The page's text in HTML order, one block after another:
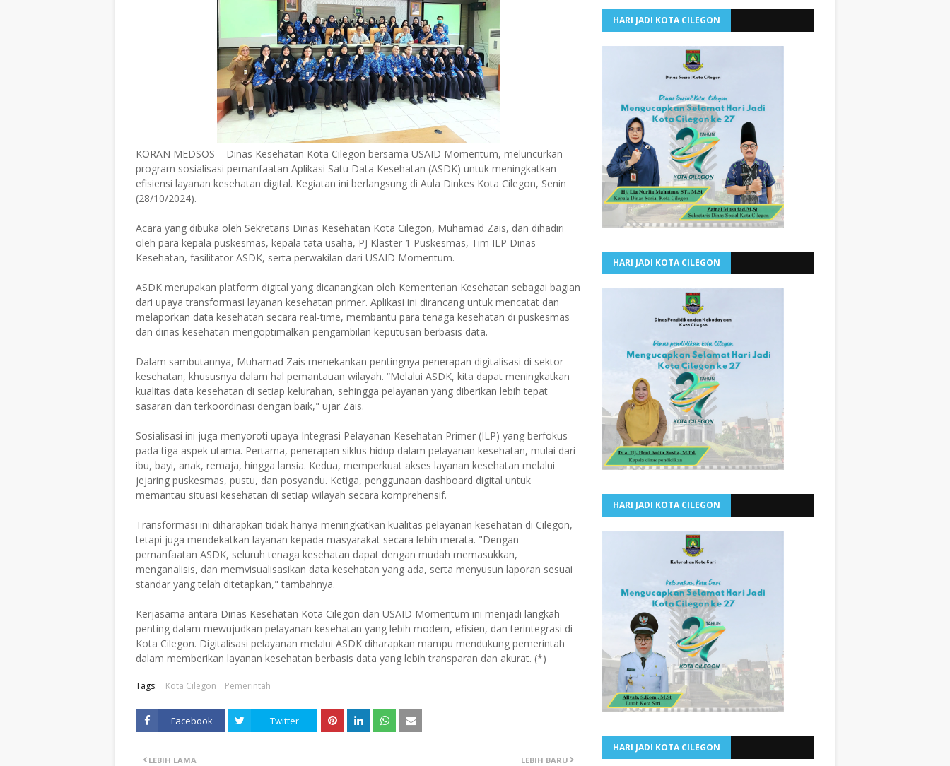
KORAN MEDSOS – Dinas Kesehatan Kota Cilegon bersama USAID Momentum, meluncurkan
program sosialisasi pemanfaatan Aplikasi Satu Data Kesehatan (ASDK) untuk meningkatkan
efisiensi layanan kesehatan digital. Kegiatan ini berlangsung di Aula Dinkes Kota Cilegon, Senin
(28/10/2024).
Acara yang dibuka oleh Sekretaris Dinas Kesehatan Kota Cilegon, Muhamad Zais, dan dihadiri
oleh para kepala puskesmas, kepala tata usaha, PJ Klaster 1 Puskesmas, Tim ILP Dinas
Kesehatan, fasilitator ASDK, serta perwakilan dari USAID Momentum.
ASDK merupakan platform digital yang dicanangkan oleh Kementerian Kesehatan sebagai bagian
dari upaya transformasi layanan kesehatan primer. Aplikasi ini dirancang untuk mencatat dan
melaporkan data kesehatan secara real-time, membantu para tenaga kesehatan di puskesmas
dan dinas kesehatan mengoptimalkan pengambilan keputusan berbasis data.
Dalam sambutannya, Muhamad Zais menekankan pentingnya penerapan digitalisasi di sektor
kesehatan, khususnya dalam hal pemantauan wilayah. “Melalui ASDK, kita dapat meningkatkan
kualitas data kesehatan di setiap kelurahan, sehingga pelayanan yang diberikan lebih tepat
sasaran dan terkoordinasi dengan baik," ujar Zais.
Sosialisasi ini juga menyoroti upaya Integrasi Pelayanan Kesehatan Primer (ILP) yang berfokus
pada tiga aspek utama. Pertama, penerapan siklus hidup dalam pelayanan kesehatan, mulai dari
ibu, bayi, anak, remaja, hingga lansia. Kedua, memperkuat akses layanan kesehatan melalui
jejaring puskesmas, pustu, dan posyandu. Ketiga, penggunaan dashboard digital untuk
memantau situasi kesehatan di setiap wilayah secara komprehensif.
Transformasi ini diharapkan tidak hanya meningkatkan kualitas pelayanan kesehatan di Cilegon,
tetapi juga mendekatkan layanan kepada masyarakat secara lebih merata. "Dengan
pemanfaatan ASDK, seluruh tenaga kesehatan dapat dengan mudah memasukkan,
menganalisis, dan memvisualisasikan data kesehatan yang ada, serta menyusun laporan sesuai
standar yang telah ditetapkan," tambahnya.
Kerjasama antara Dinas Kesehatan Kota Cilegon dan USAID Momentum ini menjadi langkah
penting dalam mewujudkan pelayanan kesehatan yang lebih modern, efisien, dan terintegrasi di
Kota Cilegon. Digitalisasi pelayanan melalui ASDK diharapkan mampu mendukung pemerintah
dalam memberikan layanan kesehatan berbasis data yang lebih transparan dan akurat. (*)
Tags: Kota Cilegon Pemerintah
Facebook Twitter
LEBIH BARU
LEBIH LAMA
HARI JADI KOTA CILEGON
HARI JADI KOTA CILEGON
HARI JADI KOTA CILEGON
HARI JADI KOTA CILEGON